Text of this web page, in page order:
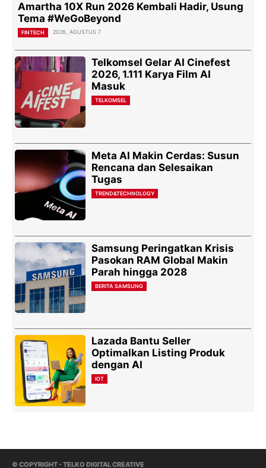
Amartha 10X Run 2026 Kembali Hadir, Usung
Tema #WeGoBeyond
FINTECH 2026, AGUSTUS 7
Telkomsel Gelar AI Cinefest
2026, 1.111 Karya Film AI
Masuk
TELKOMSEL
Meta AI Makin Cerdas: Susun
Rencana dan Selesaikan
Tugas
TREND&TECHNOLOGY
Samsung Peringatkan Krisis
Pasokan RAM Global Makin
Parah hingga 2028
BERITA SAMSUNG
Lazada Bantu Seller
Optimalkan Listing Produk
dengan AI
IOT
© COPYRIGHT - TELKO DIGITAL CREATIVE